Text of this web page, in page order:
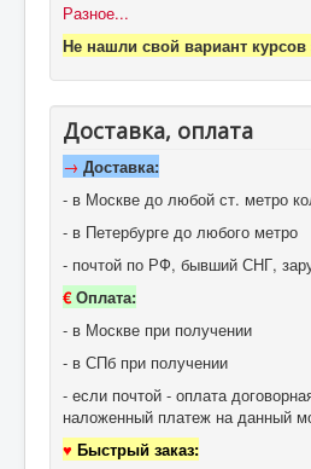
Разное...
Не нашли свой вариант
Доставка, оплата
→ Доставка:
- в Москве до любой ст. метро
- в Петербурге до любого метро
- почтой по РФ, бывший СНГ,
€Оплата:
- в Москве при получении
- в СПб при получении
- если почтой - оплата
наложенный платеж на данный
♥ Быстрый заказ: